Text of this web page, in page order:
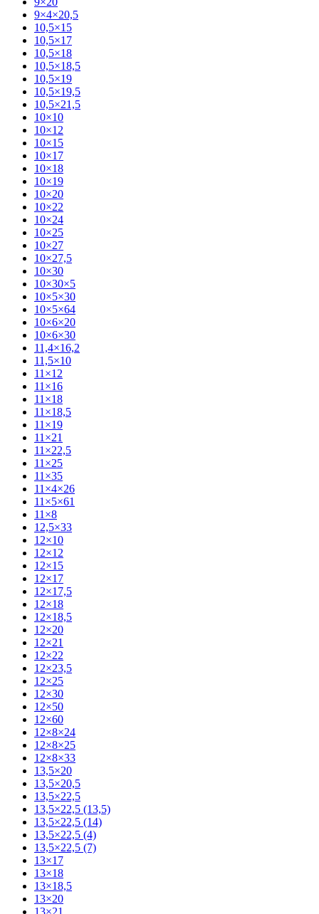
9×4×20,5
10,5×15
10,5×17
10,5×18
10,5×18,5
10,5×19
10,5×19,5
10,5×21,5
10×10
10×12
10×15
10×17
10×18
10×19
10×20
10×22
10×24
10×25
10×27
10×27,5
10×30
10×30×5
10×5×30
10×5×64
10×6×20
10×6×30
11,4×16,2
11,5×10
11×12
11×16
11×18
11×18,5
11×19
11×21
11×22,5
11×25
11×35
11×4×26
11×5×61
11×8
12,5×33
12×10
12×12
12×15
12×17
12×17,5
12×18
12×18,5
12×20
12×21
12×22
12×23,5
12×25
12×30
12×50
12×60
12×8×24
12×8×25
12×8×33
13,5×20
13,5×20,5
13,5×22,5
13,5×22,5 (13,5)
13,5×22,5 (14)
13,5×22,5 (4)
13,5×22,5 (7)
13×17
13×18
13×18,5
13×20
13×21